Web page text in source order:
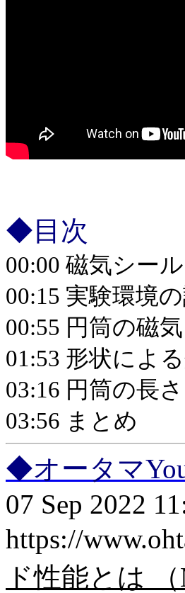
◆目次
00:00 磁気シー
00:15 実験環境
00:55 円筒の磁
01:53 形状によ
03:16 円筒の長
03:56 まとめ
◆オータマ
07 Sep 2022
https://
ド性能とは